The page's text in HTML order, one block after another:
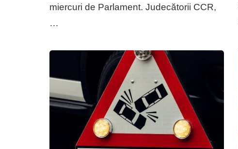
miercuri de Parlament. Judecătorii CCR,
…